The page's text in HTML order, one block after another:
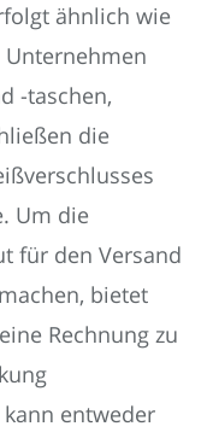
ähnlich wie
-taschen,
die
Um die
für den Versand
bietet
Rechnung zu
entweder